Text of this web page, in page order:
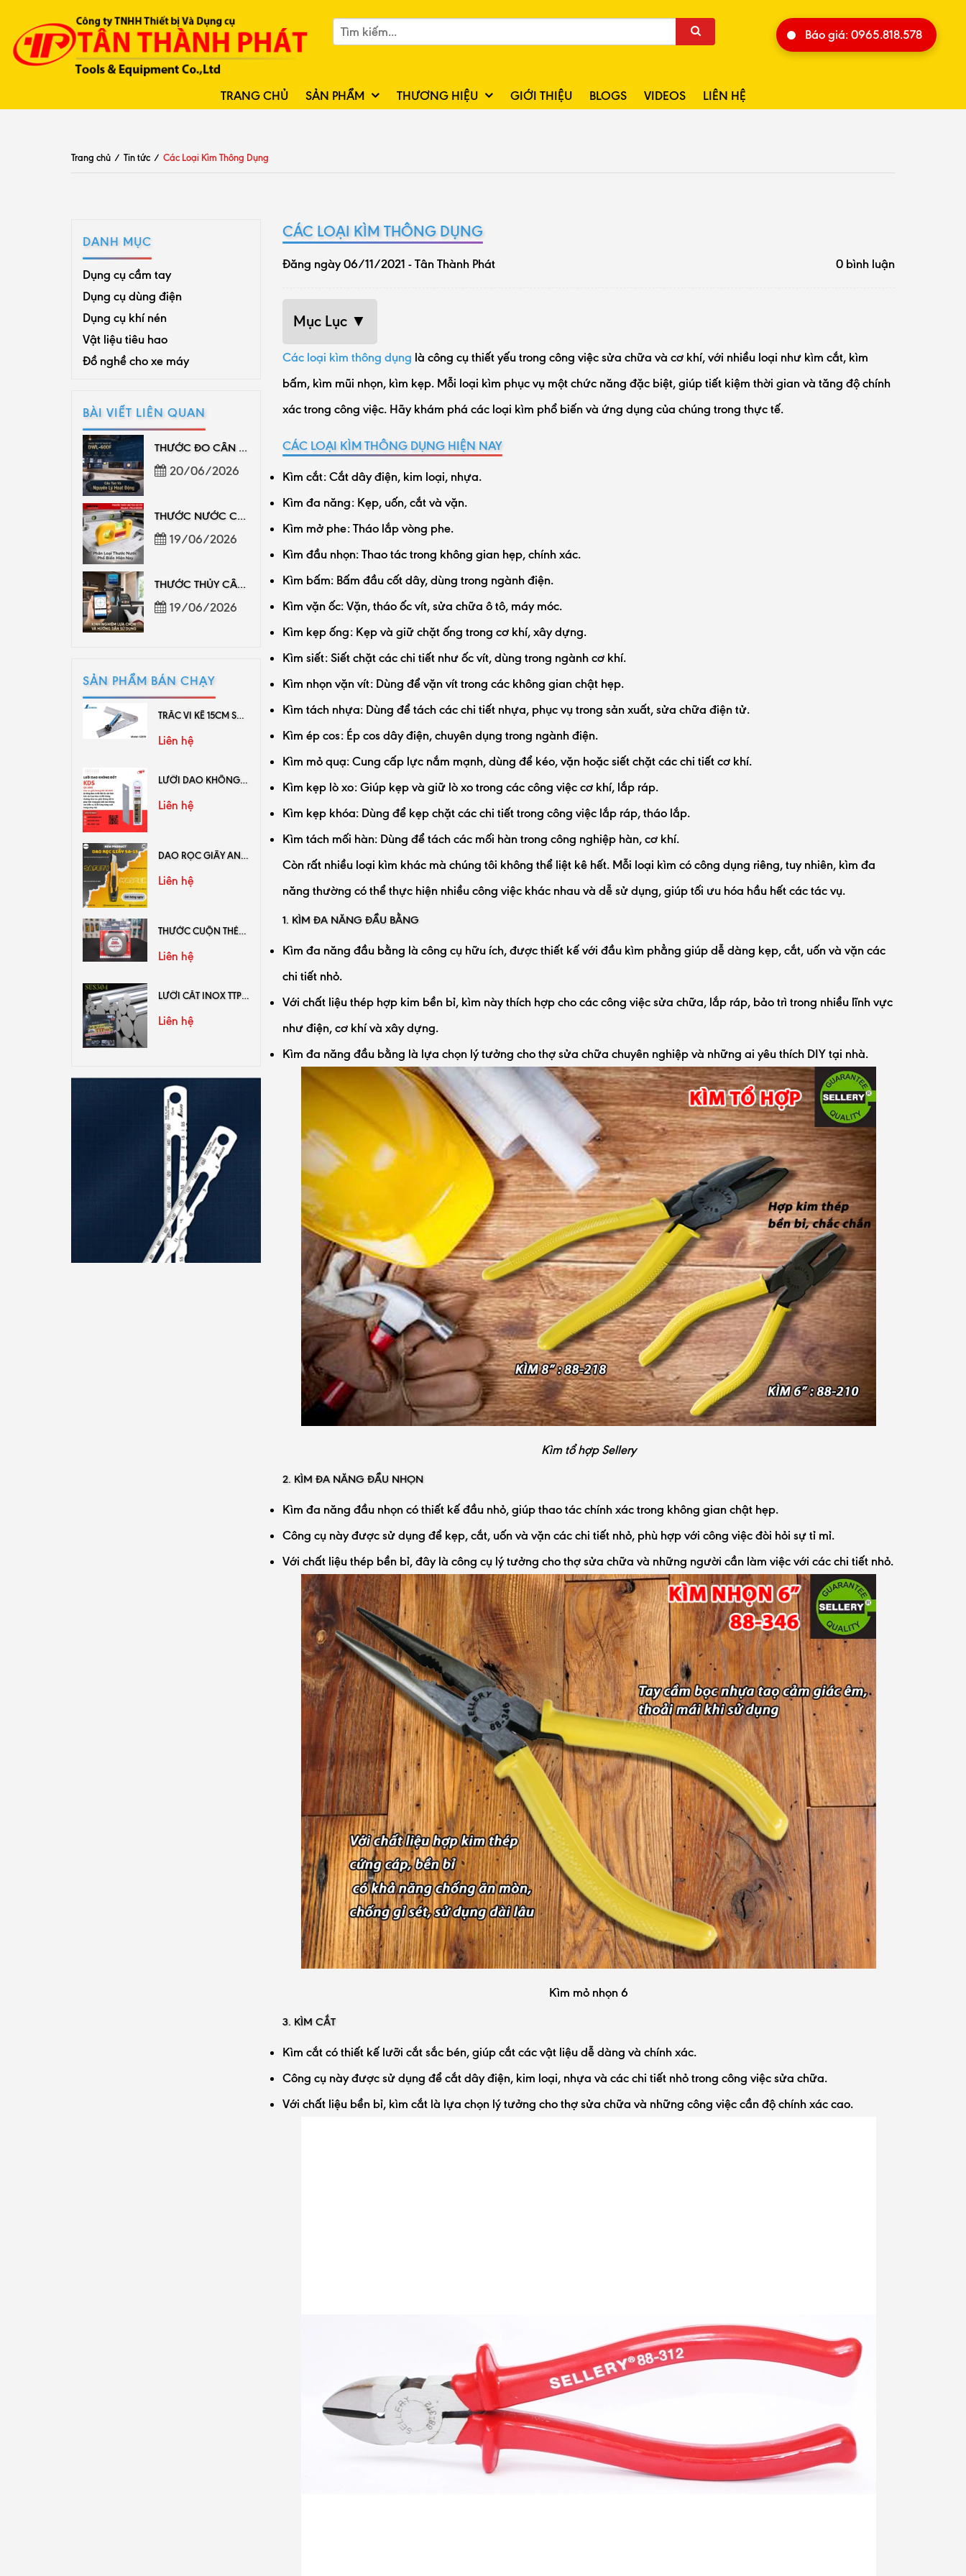
Báo giá: 0965.818.578
TRANG CHỦ SẢN PHẨM THƯƠNG HIỆU GIỚI THIỆU BLOGS VIDEOS LIÊN HỆ
Trang chủ / Tin tức / Các Loại Kìm Thông Dụng
CÁC LOẠI KÌM THÔNG DỤNG
Đăng ngày 06/11/2021 - Tân Thành Phát 0 bình luận
Mục Lục ▼
Các loại kìm thông dụng là công cụ thiết yếu trong công việc sửa chữa và cơ khí, với nhiều loại như kìm cắt, kìm
bấm, kìm mũi nhọn, kìm kẹp. Mỗi loại kìm phục vụ một chức năng đặc biệt, giúp tiết kiệm thời gian và tăng độ chính
xác trong công việc. Hãy khám phá các loại kìm phổ biến và ứng dụng của chúng trong thực tế.
CÁC LOẠI KÌM THÔNG DỤNG HIỆN NAY
Kìm cắt: Cắt dây điện, kim loại, nhựa.
Kìm đa năng: Kẹp, uốn, cắt và vặn.
Kìm mở phe: Tháo lắp vòng phe.
Kìm đầu nhọn: Thao tác trong không gian hẹp, chính xác.
Kìm bấm: Bấm đầu cốt dây, dùng trong ngành điện.
Kìm vặn ốc: Vặn, tháo ốc vít, sửa chữa ô tô, máy móc.
Kìm kẹp ống: Kẹp và giữ chặt ống trong cơ khí, xây dựng.
Kìm siết: Siết chặt các chi tiết như ốc vít, dùng trong ngành cơ khí.
Kìm nhọn vặn vít: Dùng để vặn vít trong các không gian chật hẹp.
Kìm tách nhựa: Dùng để tách các chi tiết nhựa, phục vụ trong sản xuất, sửa chữa điện tử.
Kìm ép cos: Ép cos dây điện, chuyên dụng trong ngành điện.
Kìm mỏ quạ: Cung cấp lực nắm mạnh, dùng để kéo, vặn hoặc siết chặt các chi tiết cơ khí.
Kìm kẹp lò xo: Giúp kẹp và giữ lò xo trong các công việc cơ khí, lắp ráp.
Kìm kẹp khóa: Dùng để kẹp chặt các chi tiết trong công việc lắp ráp, tháo lắp.
Kìm tách mối hàn: Dùng để tách các mối hàn trong công nghiệp hàn, cơ khí.
Còn rất nhiều loại kìm khác mà chúng tôi không thể liệt kê hết. Mỗi loại kìm có công dụng riêng, tuy nhiên, kìm đa
năng thường có thể thực hiện nhiều công việc khác nhau và dễ sử dụng, giúp tối ưu hóa hầu hết các tác vụ.
1. KÌM ĐA NĂNG ĐẦU BẰNG
Kìm đa năng đầu bằng là công cụ hữu ích, được thiết kế với đầu kìm phẳng giúp dễ dàng kẹp, cắt, uốn và vặn các
chi tiết nhỏ.
Với chất liệu thép hợp kim bền bỉ, kìm này thích hợp cho các công việc sửa chữa, lắp ráp, bảo trì trong nhiều lĩnh vực
như điện, cơ khí và xây dựng.
Kìm đa năng đầu bằng là lựa chọn lý tưởng cho thợ sửa chữa chuyên nghiệp và những ai yêu thích DIY tại nhà.
Kìm tổ hợp Sellery
2. KÌM ĐA NĂNG ĐẦU NHỌN
Kìm đa năng đầu nhọn có thiết kế đầu nhỏ, giúp thao tác chính xác trong không gian chật hẹp.
Công cụ này được sử dụng để kẹp, cắt, uốn và vặn các chi tiết nhỏ, phù hợp với công việc đòi hỏi sự tỉ mỉ.
Với chất liệu thép bền bỉ, đây là công cụ lý tưởng cho thợ sửa chữa và những người cần làm việc với các chi tiết nhỏ.
Kìm mỏ nhọn 6
3. KÌM CẮT
Kìm cắt có thiết kế lưỡi cắt sắc bén, giúp cắt các vật liệu dễ dàng và chính xác.
Công cụ này được sử dụng để cắt dây điện, kim loại, nhựa và các chi tiết nhỏ trong công việc sửa chữa.
Với chất liệu bền bỉ, kìm cắt là lựa chọn lý tưởng cho thợ sửa chữa và những công việc cần độ chính xác cao.
DANH MỤC
Dụng cụ cầm tay
Dụng cụ dùng điện
Dụng cụ khí nén
Vật liệu tiêu hao
Đồ nghề cho xe máy
BÀI VIẾT LIÊN QUAN
THƯỚC ĐO CÂN BẰNG CHÍNH HÃNG, ĐO CHUẨN DỄ DÙNG
20/06/2026
THƯỚC NƯỚC CHÍNH HÃNG, ĐO CÂN BẰNG CHUẨN
19/06/2026
THƯỚC THỦY CÂN BẰNG CAO CẤP, GIÁ PHÂN PHỐI
19/06/2026
SẢN PHẨM BÁN CHẠY
TRẮC VI KẾ 15CM SHINWA 62659
Liên hệ
LƯỠI DAO KHÔNG ĐỐT GB-10NS
Liên hệ
DAO RỌC GIẤY AN TOÀN SAFETY MASTER SA-15
Liên hệ
THƯỚC CUỘN THÉP KDS HỆ MÉT KL10-20
Liên hệ
LƯỠI CẮT INOX TTPUSA
Liên hệ